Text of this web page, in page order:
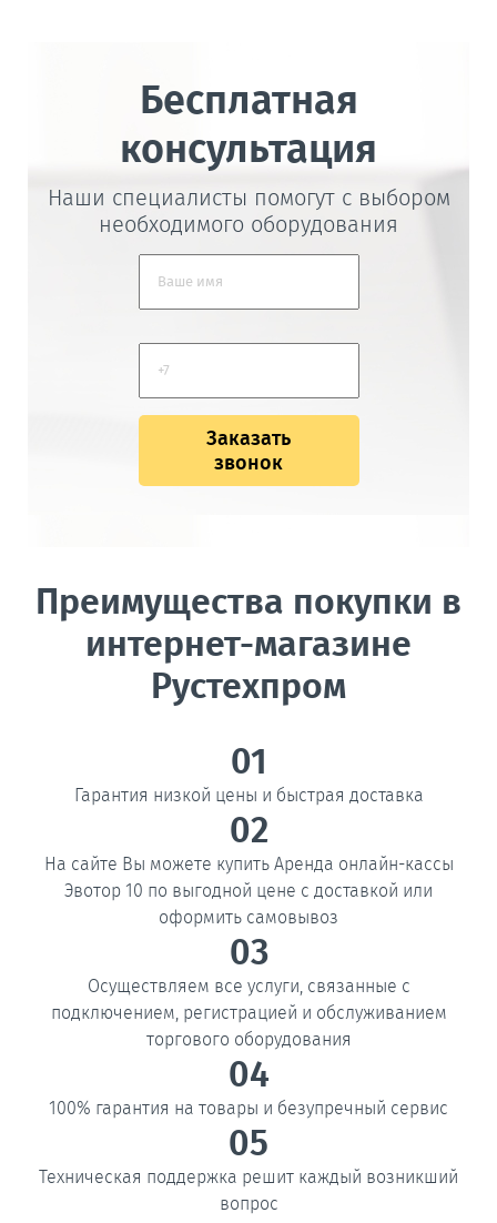
Бесплатная
консультация
Наши специалисты помогут с выбором
необходимого оборудования
Заказать
звонок
Преимущества покупки в
интернет-магазине
Рустехпром
01
Гарантия низкой цены и быстрая доставка
02
На сайте Вы можете купить Аренда онлайн-кассы
Эвотор 10 по выгодной цене с доставкой или
оформить самовывоз
03
Осуществляем все услуги, связанные с
подключением, регистрацией и обслуживанием
торгового оборудования
04
100% гарантия на товары и безупречный сервис
05
Техническая поддержка решит каждый возникший
вопрос